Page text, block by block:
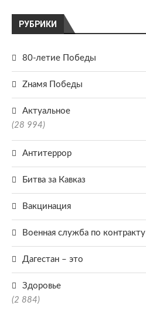
РУБРИКИ
80-летие Победы
Zнамя Победы
Актуальное
(28 994)
Антитеррор
Битва за Кавказ
Вакцинация
Военная служба по контракту
Дагестан – это
Здоровье
(2 884)